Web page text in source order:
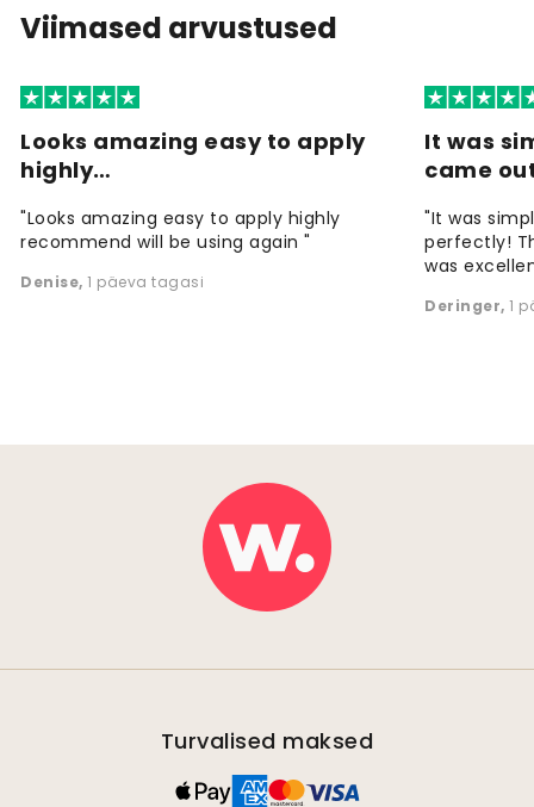
Viimased arvustused
Looks amazing easy to apply
highly…
"Looks amazing easy to apply highly
recommend will be using again "
Denise, 1 päeva tagasi
It was
came
"It was
perfectly!
was
Deringer, 1
Turvalised maksed